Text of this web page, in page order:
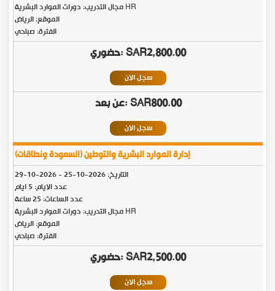
مجال التدريب: دورات الموارد البشرية HR
الموقع: الرياض
الفترة: صباحي
SAR2,800.00
سجل الان
SAR800.00
سجل الان
إدارة الموارد البشرية والتوطين (السعودة ونطاقات)
التاريخ:2026-10-25
-
2026-10-29
عدد الايام: 5 ايام
عدد الساعات: 25 ساعة
مجال التدريب: دورات الموارد البشرية HR
الموقع: الرياض
الفترة: صباحي
SAR2,500.00
سجل الان